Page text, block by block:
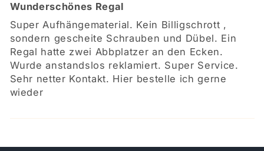
Wunderschönes Regal
Super Aufhängematerial. Kein Billigschrott ,
sondern gescheite Schrauben und Dübel. Ein
Regal hatte zwei Abbplatzer an den Ecken.
Wurde anstandslos reklamiert. Super Service.
Sehr netter Kontakt. Hier bestelle ich gerne
wieder